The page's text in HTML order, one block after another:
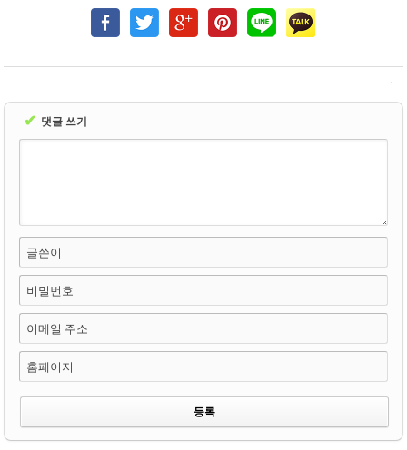
✔ 댓글 쓰기
글쓴이
비밀번호
이메일 주소
홈페이지
협력업체신청
고객센터